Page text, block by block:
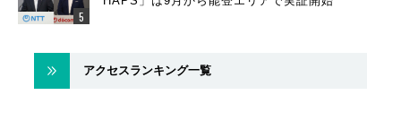
アクセスランキング一覧